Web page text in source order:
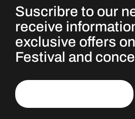
Suscribre to our
receive
exclusive offers
Festival and